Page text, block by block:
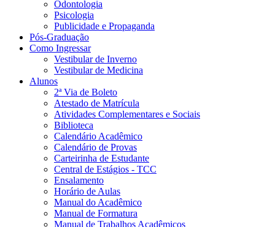
Odontologia
Psicologia
Publicidade e Propaganda
Pós-Graduação
Como Ingressar
Vestibular de Inverno
Vestibular de Medicina
Alunos
2ª Via de Boleto
Atestado de Matrícula
Atividades Complementares e Sociais
Biblioteca
Calendário Acadêmico
Calendário de Provas
Carteirinha de Estudante
Central de Estágios - TCC
Ensalamento
Horário de Aulas
Manual do Acadêmico
Manual de Formatura
Manual de Trabalhos Acadêmicos